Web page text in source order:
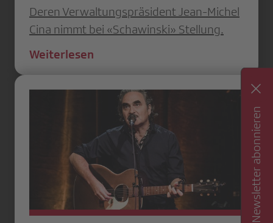
Deren Verwaltungspräsident Jean-Michel
Cina nimmt bei «Schawinski» Stellung.
Weiterlesen
Newsletter abonnieren